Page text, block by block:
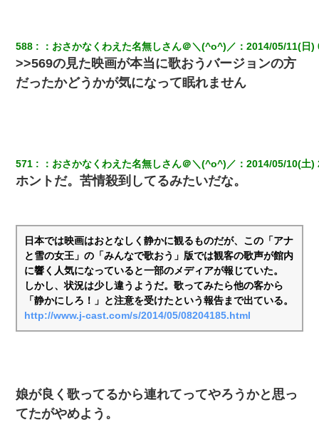
スマホを与えられて、中学卒業する頃にはすっかり女叩きに洗脳
された弟が、大学進学のために一人暮らししたいと言い出した。
588 ： おさかなくわえた名無しさん＠＼(^o^)／ ：2014/05/11(日)
>>569の見た映画が本当に歌おうバージョンの方
だったかどうかが気になって眠れません
571 ： おさかなくわえた名無しさん＠＼(^o^)／ ：2014/05/10(土)
ホントだ。苦情殺到してるみたいだな。
日本では映画はおとなしく静かに観るものだが、この「アナ
と雪の女王」の「みんなで歌おう」版では観客の歌声が館内
に響く人気になっていると一部のメディアが報じていた。
しかし、状況は少し違うようだ。歌ってみたら他の客から
「静かにしろ！」と注意を受けたという報告まで出ている。
http://www.j-cast.com/s/2014/05/08204185.html
娘が良く歌ってるから連れてってやろうかと思っ
てたがやめよう。